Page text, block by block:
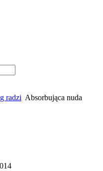
radzi Absorbująca nuda